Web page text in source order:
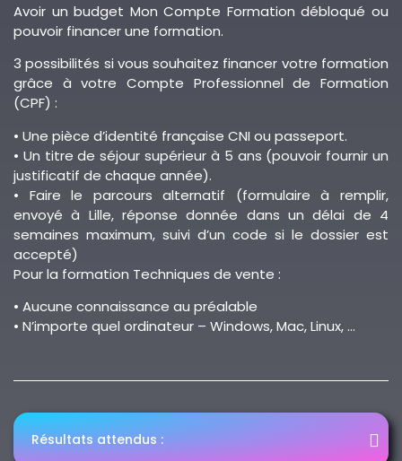
Avoir un budget Mon Compte Formation débloqué ou
pouvoir financer une formation.
3 possibilités si vous souhaitez financer votre formation
grâce à votre Compte Professionnel de Formation
(CPF) :
• Une pièce d’identité française CNI ou passeport.
• Un titre de séjour supérieur à 5 ans (pouvoir fournir un
justificatif de chaque année).
• Faire le parcours alternatif (formulaire à remplir,
envoyé à Lille, réponse donnée dans un délai de 4
semaines maximum, suivi d’un code si le dossier est
accepté)
Pour la formation Techniques de vente :
• Aucune connaissance au préalable
• N’importe quel ordinateur – Windows, Mac, Linux, …
Résultats attendus :